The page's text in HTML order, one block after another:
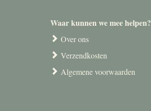
Waar kunnen we mee helpen?
Over ons
Verzendkosten
Algemene voorwaarden